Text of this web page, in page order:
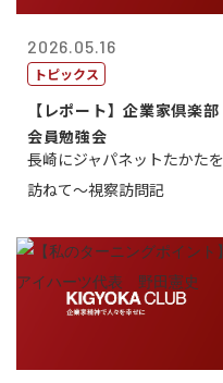
2026.05.16
トピックス
【レポート】企業家倶楽部
会員勉強会
長崎にジャパネットたかたを
訪ねて～視察訪問記